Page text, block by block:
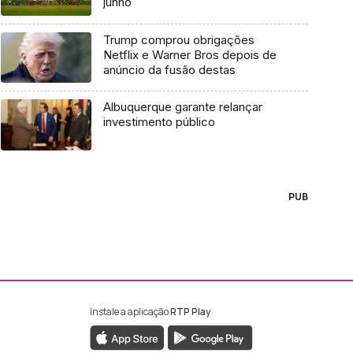
Trump comprou obrigações
Netflix e Warner Bros depois de
anúncio da fusão destas
Albuquerque garante relançar
investimento público
PUB
da RTP Madeira
da RTP Madeira
Instale a aplicaçãoRTP Play